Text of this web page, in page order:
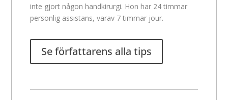
inte gjort någon handkirurgi. Hon har 24 timmar
personlig assistans, varav 7 timmar jour.
Se författarens alla tips